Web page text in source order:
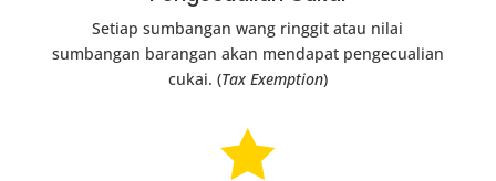
Setiap sumbangan wang ringgit atau nilai
sumbangan barangan akan mendapat pengecualian
cukai. (Tax Exemption)
